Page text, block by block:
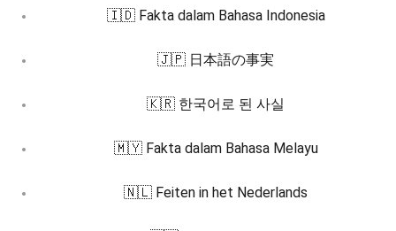
🇮🇩 Fakta dalam Bahasa Indonesia
🇯🇵 日本語の事実
🇰🇷 한국어로 된 사실
🇲🇾 Fakta dalam Bahasa Melayu
🇳🇱 Feiten in het Nederlands